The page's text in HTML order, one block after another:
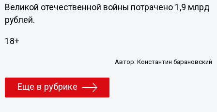
Великой отечественной войны потрачено 1,9 млрд
рублей.
18+
Автор:Константин барановский
Еще в рубрике